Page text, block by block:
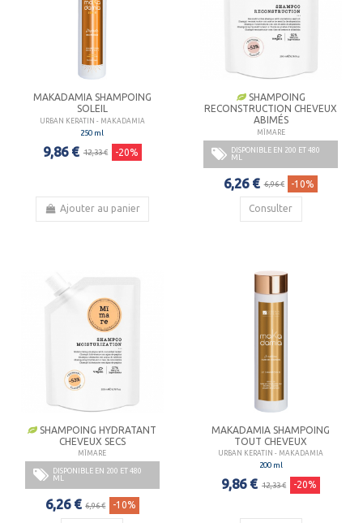
MAKADAMIA SHAMPOING
SOLEIL
URBAN KERATIN - MAKADAMIA
250 ml
9,86 € 12,33 € -20%
Ajouter au panier
SHAMPOING
RECONSTRUCTION CHEVEUX
ABIMÉS
MÏMARE
DISPONIBLE EN 200 ET 480
ML
6,26 € 6,96 € -10%
Consulter
SHAMPOING HYDRATANT
CHEVEUX SECS
MÏMARE
DISPONIBLE EN 200 ET 480
ML
6,26 € 6,96 € -10%
MAKADAMIA SHAMPOING
TOUT CHEVEUX
URBAN KERATIN - MAKADAMIA
200 ml
9,86 € 12,33 € -20%